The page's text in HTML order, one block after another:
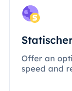
Offer an
speed and